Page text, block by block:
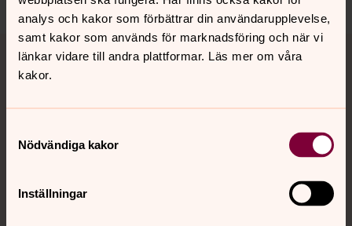
analys och kakor som förbättrar din användarupplevelse,
samt kakor som används för marknadsföring och när vi
länkar vidare till andra plattformar. Läs mer om våra
kakor.
Nödvändiga kakor
Inställningar
Tillbaka till toppen
Tillbaka till innehållet